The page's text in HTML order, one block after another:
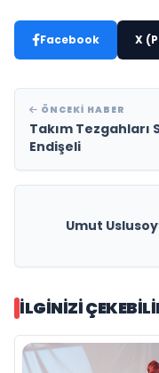
Facebook X
ÖNCEKI HABER
Takım Tezgahları
Endişeli
Umut
İLGINIZI